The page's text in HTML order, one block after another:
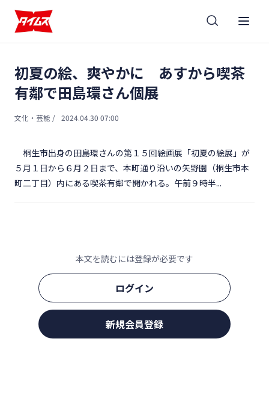
初夏の絵、爽やかに あすから喫茶
有鄰で田島環さん個展
文化・芸能 / 2024.04.30 07:00
桐生市出身の田島環さんの第１５回絵画展「初夏の絵展」が
５月１日から６月２日まで、本町通り沿いの矢野園（桐生市本
町二丁目）内にある喫茶有鄰で開かれる。午前９時半...
本文を読むには登録が必要です
ログイン
新規会員登録